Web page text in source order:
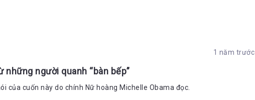
1 năm trước
những người quanh “bàn bếp”
của cuốn này do chính Nữ hoàng Michelle Obama đọc.